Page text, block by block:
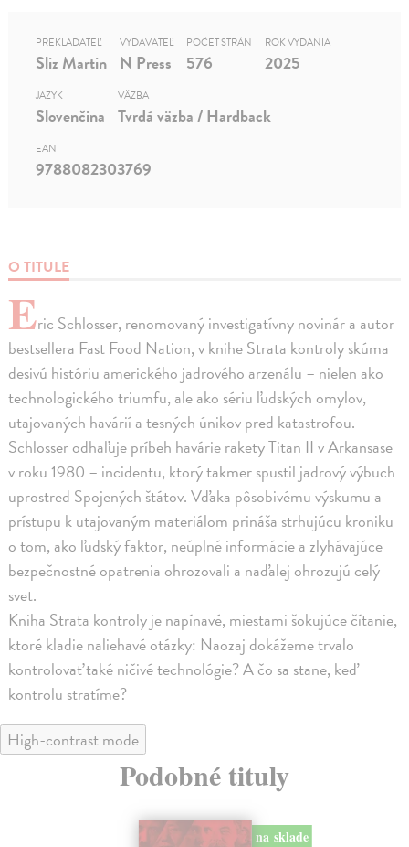
O TITULE
Eric Schlosser, renomovaný investigatívny novinár a autor
bestsellera Fast Food Nation, v knihe Strata kontroly skúma
desivú históriu amerického jadrového arzenálu – nielen ako
technologického triumfu, ale ako sériu ľudských omylov,
utajovaných havárií a tesných únikov pred katastrofou.
Schlosser odhaľuje príbeh havárie rakety Titan II v Arkansase
v roku 1980 – incidentu, ktorý takmer spustil jadrový výbuch
uprostred Spojených štátov. Vďaka pôsobivému výskumu a
prístupu k utajovaným materiálom prináša strhujúcu kroniku
o tom, ako ľudský faktor, neúplné informácie a zlyhávajúce
bezpečnostné opatrenia ohrozovali a naďalej ohrozujú celý
svet.
Kniha Strata kontroly je napínavé, miestami šokujúce čítanie,
ktoré kladie naliehavé otázky: Naozaj dokážeme trvalo
kontrolovať také ničivé technológie? A čo sa stane, keď
kontrolu stratíme?
PREKLADATEĽ
Sliz Martin
VYDAVATEĽ
N Press
POČET STRÁN
576
ROK VYDANIA
2025
JAZYK
Slovenčina
VÄZBA
Tvrdá väzba / Hardback
EAN
9788082303769
High-contrast mode
Podobné tituly
na sklade